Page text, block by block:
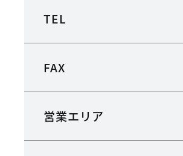
TEL
FAX
営業エリア